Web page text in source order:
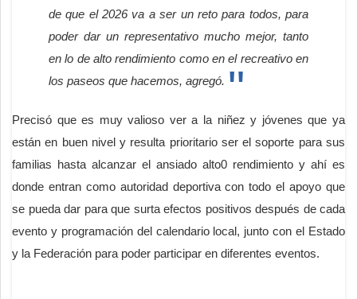
de que el 2026 va a ser un reto para todos, para
poder dar un representativo mucho mejor, tanto
en lo de alto rendimiento como en el recreativo en
los paseos que hacemos, agregó.
Precisó que es muy valioso ver a la niñez y jóvenes que ya
están en buen nivel y resulta prioritario ser el soporte para sus
familias hasta alcanzar el ansiado alto0 rendimiento y ahí es
donde entran como autoridad deportiva con todo el apoyo que
se pueda dar para que surta efectos positivos después de cada
evento y programación del calendario local, junto con el Estado
y la Federación para poder participar en diferentes eventos.